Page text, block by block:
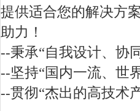
提供适合您的解决方
助力！
--秉承“自我设计、协
--坚持“国内一流、世
--贯彻“杰出的高技术